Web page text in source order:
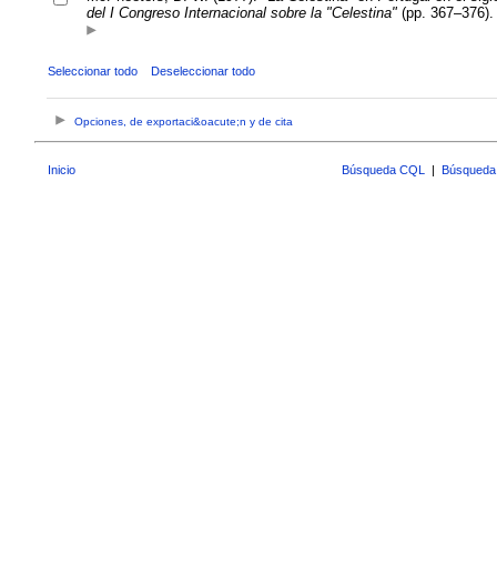
del I Congreso Internacional sobre la "Celestina"(pp. 367–376).
Seleccionar todo Deseleccionar todo
Opciones, de exportaci&oacute;n y de cita
Inicio Búsqueda CQL |